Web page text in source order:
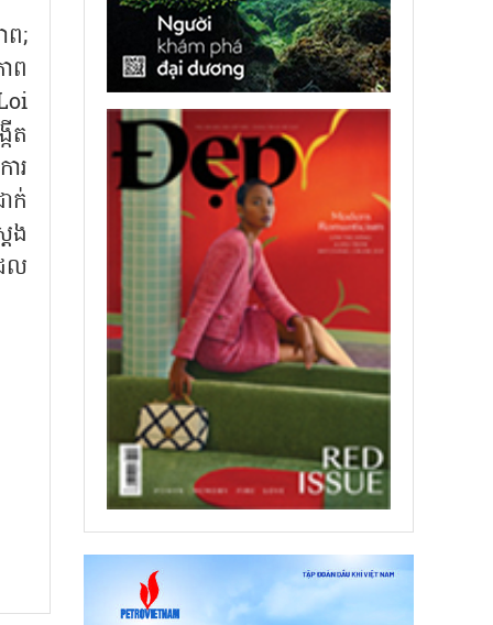
ព;
ព
ត
រ
ក់
ង
ល